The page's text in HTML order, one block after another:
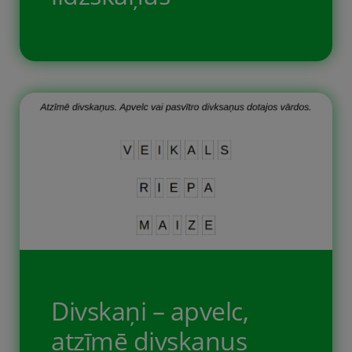
Uzdevums pirmajai klasei Latviešu
uzdevumi bērniem, darba lapas,
kurās līdzskaņi B, C, Č, D, DZ, DŽ, F, G,
Ģ, H, J, K, Ķ, L, Ļ, M, N, Ņ, P, R, S, Š, T,
V, Z, Ž ir jāatrod un jāatzīmē
vairākas […]
Divskaņi – apvelc,
atzīmē divskaņus